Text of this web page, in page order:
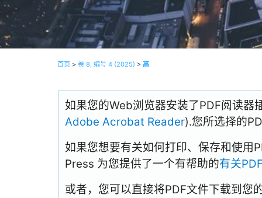
首页 > 卷 8, 编号 4 (2025) > 高
如果您的Web浏览器安装了PDF阅读器
Adobe Acrobat Reader).您所选择的
如果您想要有关如何打印、保存和使用
Press 为您提供了一个有帮助的有关
或者，您可以直接将PDF文件下载到您